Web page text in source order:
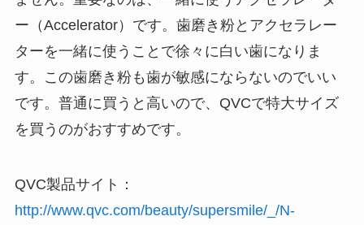
ー（Accelerator）です。歯磨き粉とアクセラレー
ターを一緒に使うことで徐々に白い歯になりま
す。この歯磨き粉も歯が敏感にならないのでいい
です。普通に買うと高いので、QVCで特大サイズ
を買うのがおすすめです。
QVC製品サイト：
http://www.qvc.com/beauty/supersmile/_/N-